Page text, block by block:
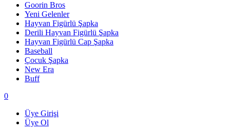
Goorin Bros
Yeni Gelenler
Hayvan Figürlü Şapka
Derili Hayvan Figürlü Şapka
Hayvan Figürlü Cap Şapka
Baseball
Çocuk Şapka
New Era
Buff
0
Üye Girişi
Üye Ol